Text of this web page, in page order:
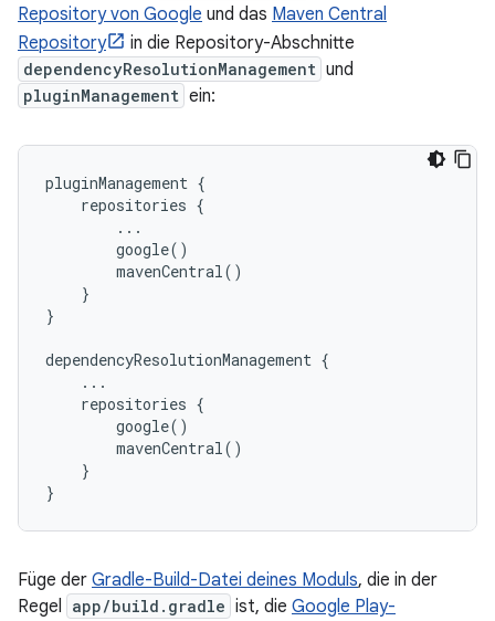
Repository von Google und das Maven Central
Repository
in die Repository-Abschnitte
dependencyResolutionManagement und
pluginManagement ein:
pluginManagement {
    repositories {
        ...
        google()
        mavenCentral()
    }
}
dependencyResolutionManagement {
    ...
    repositories {
        google()
        mavenCentral()
    }
Füge der Gradle-Build-Datei deines Moduls, die in der
Regel app/build.gradle ist, die Google Play-